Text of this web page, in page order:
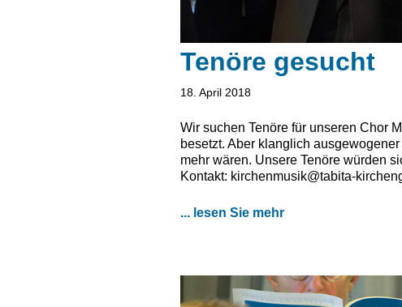
Tenöre gesucht
18. April 2018
Wir suchen Tenöre für unseren Chor
besetzt. Aber klanglich
mehr wären. Unsere Tenöre würden
Kontakt: kirchenmusik@tabita-
... lesen Sie mehr